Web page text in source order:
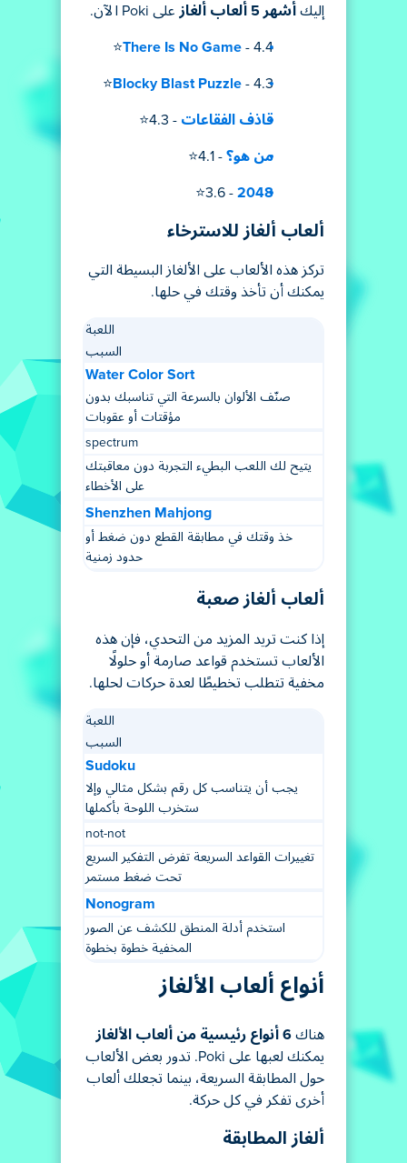
إليك أشهر 5 ألعاب ألغاز على Poki الآن.
There Is No Game - 4.4⭐
Blocky Blast Puzzle - 4.3⭐
قاذف الفقاعات - 4.3⭐
من هو؟ - 4.1⭐
2048
- 3.6⭐
ألعاب ألغاز للاسترخاء
تركز هذه الألعاب على الألغاز البسيطة التي
يمكنك أن تأخذ وقتك في حلها.
اللعبة
السبب
Water Color Sort
صنّف الألوان بالسرعة التي تناسبك بدون
مؤقتات أو عقوبات
spectrum
يتيح لك اللعب البطيء التجربة دون معاقبتك
على الأخطاء
Shenzhen Mahjong
خذ وقتك في مطابقة القطع دون ضغط أو
حدود زمنية
ألعاب ألغاز صعبة
إذا كنت تريد المزيد من التحدي، فإن هذه
الألعاب تستخدم قواعد صارمة أو حلولًا
مخفية تتطلب تخطيطًا لعدة حركات لحلها.
اللعبة
السبب
Sudoku
يجب أن يتناسب كل رقم بشكل مثالي وإلا
ستخرب اللوحة بأكملها
not-not
تغييرات القواعد السريعة تفرض التفكير السريع
تحت ضغط مستمر
Nonogram
استخدم أدلة المنطق للكشف عن الصور
المخفية خطوة بخطوة
أنواع ألعاب الألغاز
هناك 6 أنواع رئيسية من ألعاب الألغاز
يمكنك لعبها على Poki. تدور بعض الألعاب
حول المطابقة السريعة، بينما تجعلك ألعاب
أخرى تفكر في كل حركة.
ألغاز المطابقة